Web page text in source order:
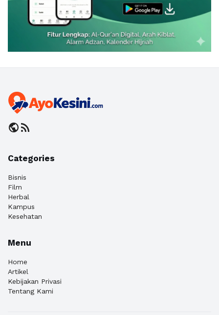
publicrss_feed
Categories
Bisnis
Film
Herbal
Kampus
Kesehatan
Menu
Home
Artikel
Kebijakan Privasi
Tentang Kami